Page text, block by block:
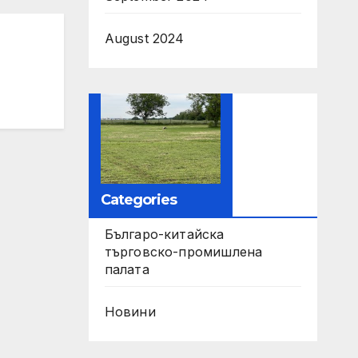
August 2024
Categories
Българо-китайска
търговско-промишлена
палата
Новини